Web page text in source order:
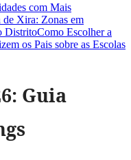
com Mais
de Xira: Zonas em
DistritoComo Escolher a
os Pais sobre as Escolas
Guia